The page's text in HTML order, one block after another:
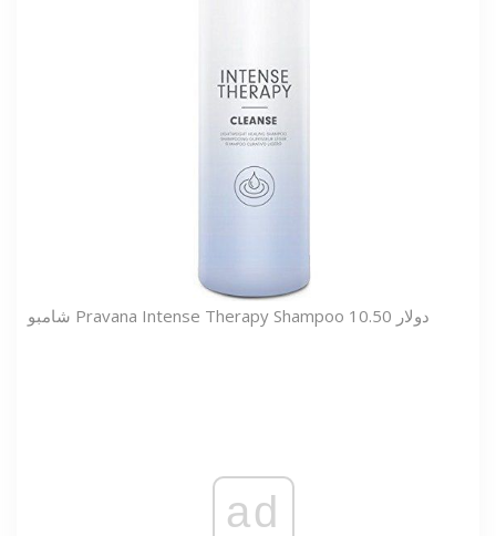
شامبو Pravana Intense Therapy Shampoo 10.50 دولار
ad